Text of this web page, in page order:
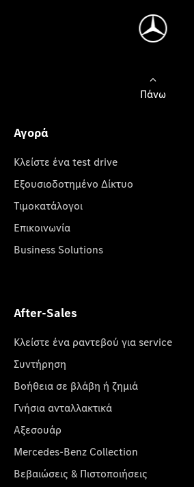
Πάνω
Αγορά
Κλείστε ένα test drive
Εξουσιοδοτημένο Δίκτυο
Τιμοκατάλογοι
Επικοινωνία
Business Solutions
After-Sales
Κλείστε ένα ραντεβού για service
Συντήρηση
Βοήθεια σε βλάβη ή ζημιά
Γνήσια ανταλλακτικά
Αξεσουάρ
Mercedes-Benz Collection
Βεβαιώσεις & Πιστοποιήσεις